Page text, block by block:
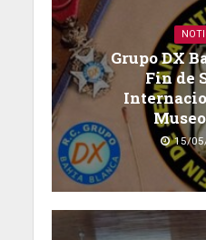
Grupo DX
Fin de
15/